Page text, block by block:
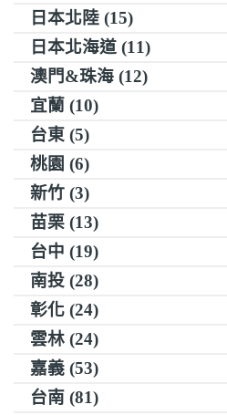
日本北陸 (15)
日本北海道 (11)
澳門&珠海 (12)
宜蘭 (10)
台東 (5)
桃園 (6)
新竹 (3)
苗栗 (13)
台中 (19)
南投 (28)
彰化 (24)
雲林 (24)
嘉義 (53)
台南 (81)